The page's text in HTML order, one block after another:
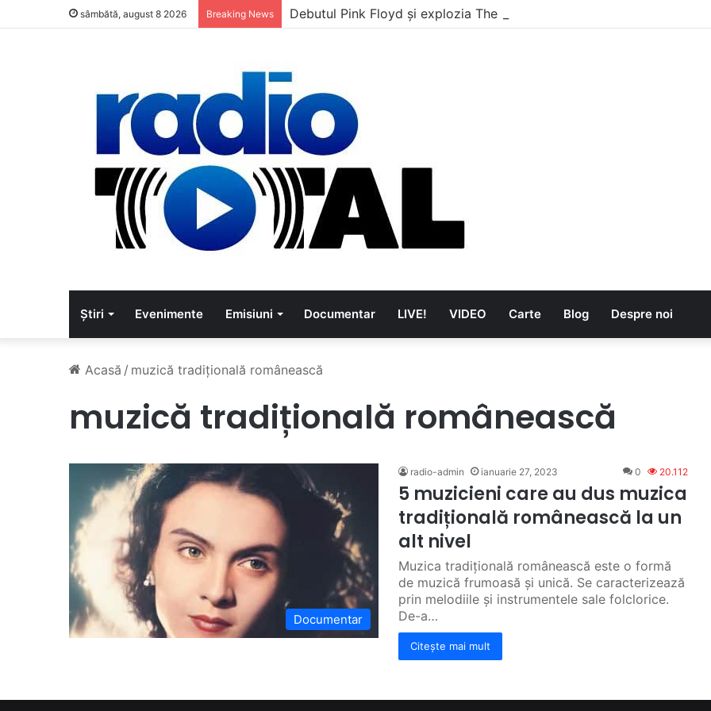
sâmbătă, august 8 2026 Breaking News Debutul Pink Floyd și explozia The Kinks
Știri Evenimente Emisiuni Documentar LIVE! VIDEO Carte Blog Despre noi
Acasă / muzică tradițională românească
muzică tradițională românească
Documentar
radio-admin ianuarie 27, 2023 0 20.112
5 muzicieni care au dus muzica
tradițională românească la un
alt nivel
Muzica tradițională românească este o formă
de muzică frumoasă și unică. Se caracterizează
prin melodiile și instrumentele sale folclorice.
De-a…
Citește mai mult